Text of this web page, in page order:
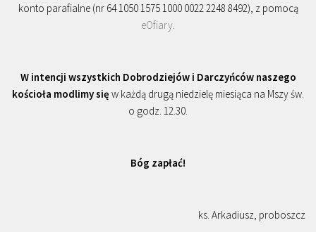
konto parafialne (nr 64 1050 1575 1000 0022 2248 8492), z pomocą
eOfiary
W intencji wszystkich Dobrodziejów i Darczyńców naszego
kościoła modlimy się w każdą drugą niedzielę miesiąca na Mszy św.
o godz. 12.30.
Bóg zapłać!
ks. Arkadiusz, proboszcz